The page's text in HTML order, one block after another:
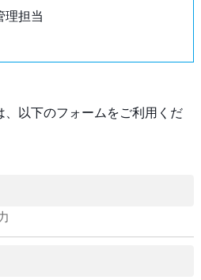
理担当
、以下のフォームをご利用くだ